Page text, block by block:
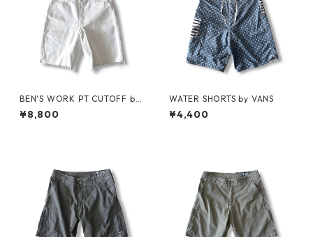
BEN'S WORK PT CUTOFF by
Ben Davis
¥8,800
WATER SHORTS by VANS
¥4,400